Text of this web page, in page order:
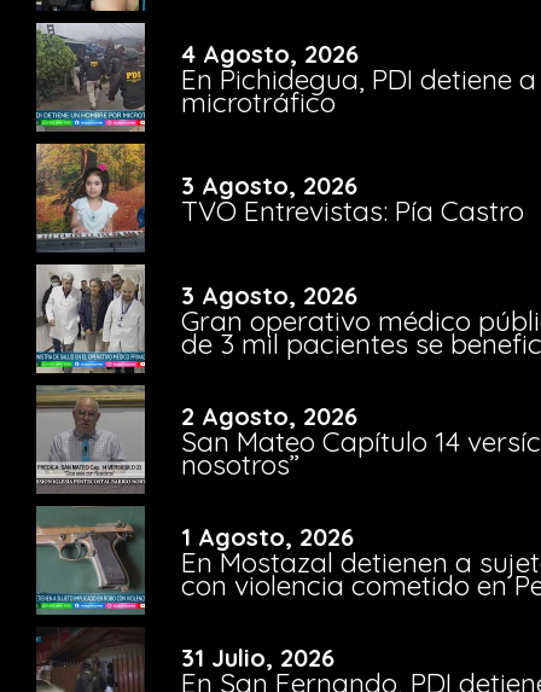
4 Agosto, 2026
En Pichidegua, PDI detiene
microtráfico
3 Agosto, 2026
TVO Entrevistas: Pía Castro
3 Agosto, 2026
Gran operativo médico
de 3 mil pacientes se
2 Agosto, 2026
San Mateo Capítulo 14
nosotros”
1 Agosto, 2026
En Mostazal detienen a
con violencia cometido en
31 Julio, 2026
En San Fernando, PDI